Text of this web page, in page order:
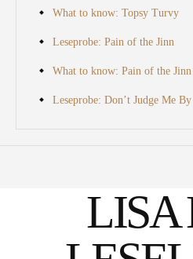
What to know: Topsy Turvy
Leseprobe: Pain of the Jinn
What to know: Pain of the Jinn
Leseprobe: Don’t Judge Me
LISA